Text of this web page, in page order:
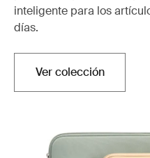
inteligente para los
días.
Ver colección